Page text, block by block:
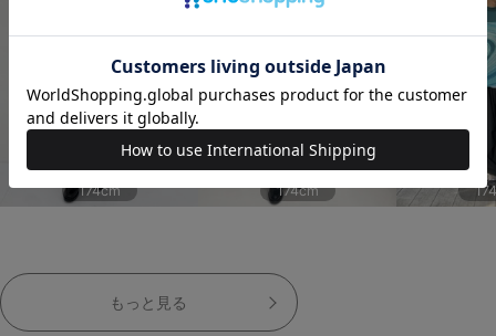
174cm 174cm
もっと見る